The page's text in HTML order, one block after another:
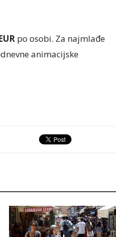
po osobi. Za najmlađe
animacijske